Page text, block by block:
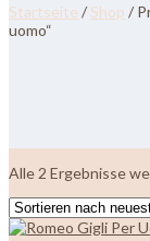
Startseite / Shop /
uomo“
Alle 2 Ergebnisse